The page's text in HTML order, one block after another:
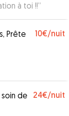
à toi !!”
Prête
10€/nuit
de
24€/nuit